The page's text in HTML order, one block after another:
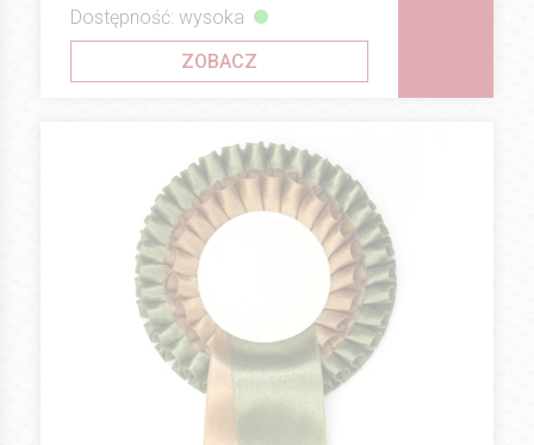
Dostępność: wysoka
ZOBACZ